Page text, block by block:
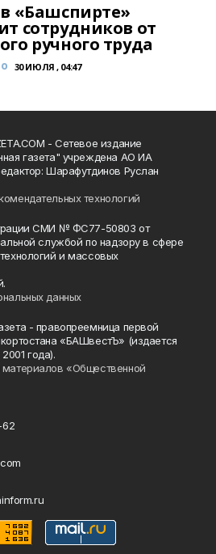
«Башспирте»
сотрудников от
ручного труда
30 ИЮЛЯ , 04:47
- Сетевое издание
газета" учреждена АО ИА
Шарафутдинов Руслан
технологий
СМИ № ФС77-50803 от
службой по надзору в сфере
и массовых
данных
- правопреемница первой
«БАШвестЪ» (издается
года).
«Общественной
62